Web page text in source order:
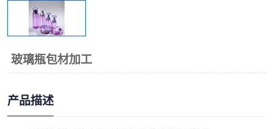
玻璃瓶包材加工
产品描述